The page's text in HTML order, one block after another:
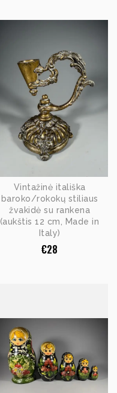
Vintažinė itališka
baroko/rokokų stiliaus
žvakidė su rankena
(aukštis 12 cm, Made in
Italy)
€28